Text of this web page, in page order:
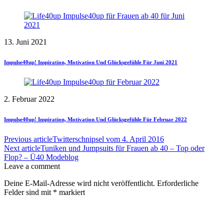
13. Juni 2021
Impulse40up! Inspiration, Motivation Und Glücksgefühle Für Juni 2021
2. Februar 2022
Impulse40up! Inspiration, Motivation Und Glücksgefühle Für Februar 2022
Previous articleTwitterschnipsel vom 4. April 2016
Next articleTuniken und Jumpsuits für Frauen ab 40 – Top oder
Flop? – Ü40 Modeblog
Leave a comment
Deine E-Mail-Adresse wird nicht veröffentlicht. Erforderliche
Felder sind mit * markiert